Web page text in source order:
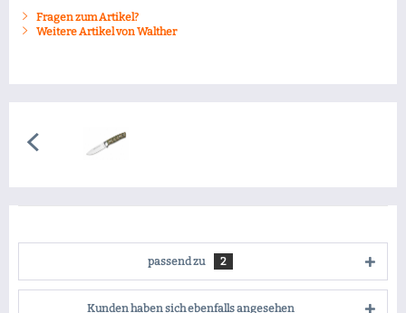
Fragen zum Artikel?
Weitere Artikel von Walther
passend zu 2
Kunden haben sich ebenfalls angesehen